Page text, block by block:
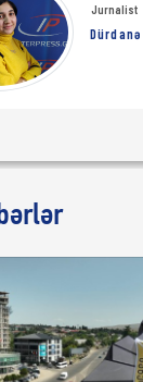
Jurnalist